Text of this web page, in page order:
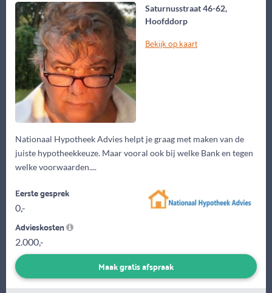
Saturnusstraat 46-62,
Hoofddorp
Bekijk op kaart
Nationaal Hypotheek Advies helpt je graag met maken van de
juiste hypotheekkeuze. Maar vooral ook bij welke Bank en tegen
welke voorwaarden....
Eerste gesprek
0,-
Advieskosten
2.000,-
Maak gratis afspraak